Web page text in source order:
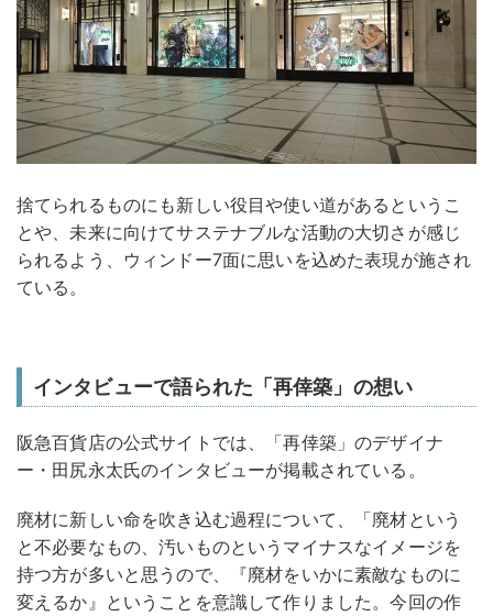
捨てられるものにも新しい役目や使い道があるというこ
とや、未来に向けてサステナブルな活動の大切さが感じ
られるよう、ウィンドー7面に思いを込めた表現が施され
ている。
インタビューで語られた「再倖築」の想い
阪急百貨店の公式サイトでは、「再倖築」のデザイナ
ー・田尻永太氏のインタビューが掲載されている。
廃材に新しい命を吹き込む過程について、「廃材という
と不必要なもの、汚いものというマイナスなイメージを
持つ方が多いと思うので、『廃材をいかに素敵なものに
変えるか』ということを意識して作りました。今回の作